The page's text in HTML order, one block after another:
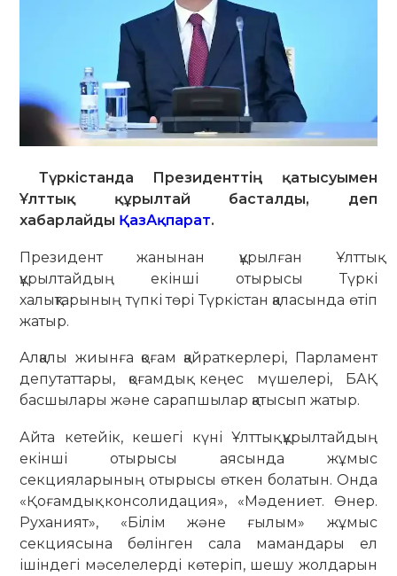
Түркістанда Президенттің қатысуымен
Ұлттық құрылтай басталды, деп
хабарлайды ҚазАқпарат.
Президент жанынан құрылған Ұлттық
құрылтайдың екінші отырысы Түркі
халықтарының түпкі төрі Түркістан қаласында өтіп
жатыр.
Алқалы жиынға қоғам қайраткерлері, Парламент
депутаттары, қоғамдық кеңес мүшелері, БАҚ
басшылары және сарапшылар қатысып жатыр.
Айта кетейік, кешегі күні Ұлттық құрылтайдың
екінші отырысы аясында жұмыс
секцияларының отырысы өткен болатын. Онда
«Қоғамдық консолидация», «Мәдениет. Өнер.
Руханият», «Білім және ғылым» жұмыс
секциясына бөлінген сала мамандары ел
ішіндегі мәселелерді көтеріп, шешу жолдарын